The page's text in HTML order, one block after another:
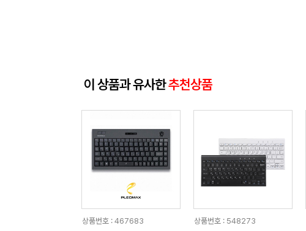
이 상품과 유사한추천상품
상품번호 : 467683
상품번호 : 548273